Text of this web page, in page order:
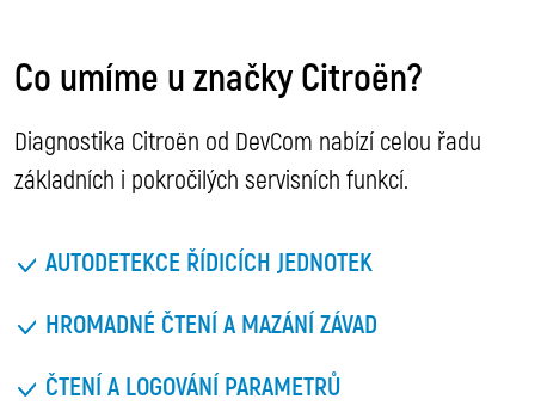
Co umíme u značky Citroën?
Diagnostika Citroën od DevCom nabízí celou řadu
základních i pokročilých servisních funkcí.
AUTODETEKCE ŘÍDICÍCH JEDNOTEK
HROMADNÉ ČTENÍ A MAZÁNÍ ZÁVAD
ČTENÍ A LOGOVÁNÍ PARAMETRŮ